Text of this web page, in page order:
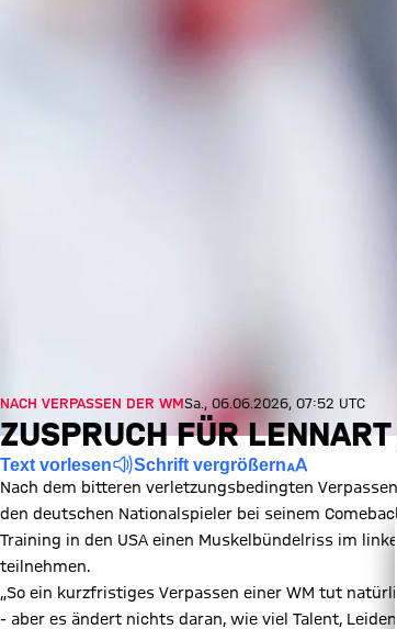
NACH VERPASSEN DER WMSa., 06.06.2026, 07:52 UTC
ZUSPRUCH FÜR
Text vorlesen Schrift vergrößern
Nach dem bitteren verletzungsbedingten
den deutschen Nationalspieler bei seinem
Training in den USA einen Muskelbündelriss im
teilnehmen.
„So ein kurzfristiges Verpassen einer WM tut
- aber es ändert nichts daran, wie viel Talent,